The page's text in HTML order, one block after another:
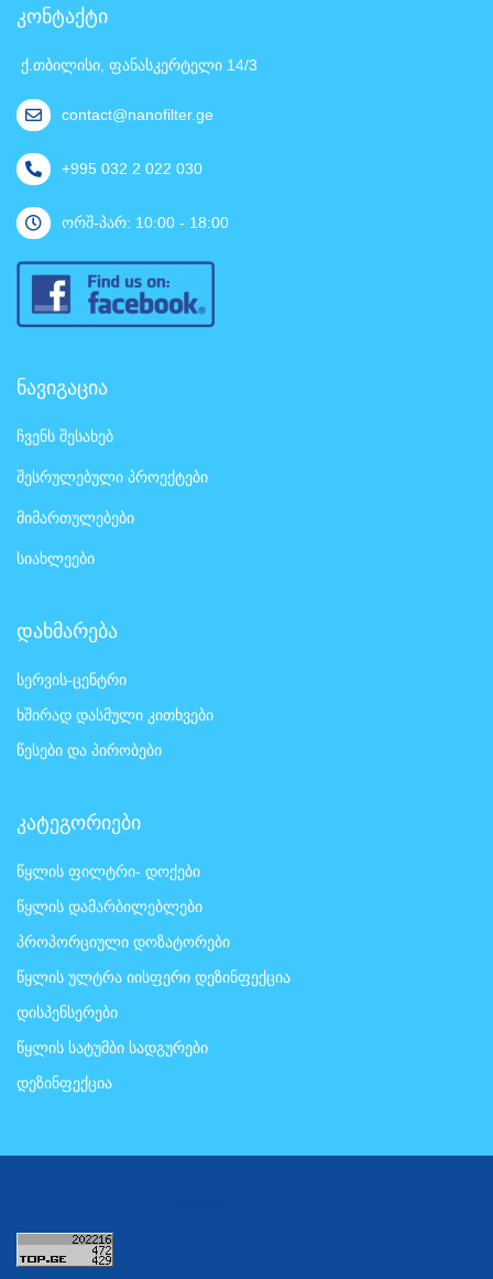
კონტაქტი
ქ.თბილისი, ფანასკერტელი 14/3
contact@nanofilter.ge
+995 032 2 022 030
ორშ-პარ: 10:00 - 18:00
ნავიგაცია
ჩვენს შესახებ
შესრულებული პროექტები
მიმართულებები
სიახლეები
დახმარება
სერვის-ცენტრი
ხშირად დასმული კითხვები
წესები და პირობები
კატეგორიები
წყლის ფილტრი- დოქები
წყლის დამარბილებლები
პროპორციული დოზატორები
წყლის ულტრა იისფერი დეზინფექცია
დისპენსერები
წყლის სატუმბი სადგურები
დეზინფექცია